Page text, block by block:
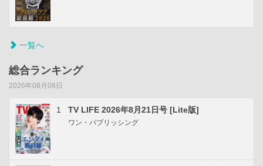
一覧へ
総合ランキング
2026年08月08日
1 TV LIFE 2026年8月21日号 [Lite版]
ワン・パブリッシング